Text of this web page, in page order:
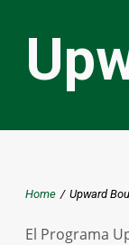
Home / Upward
El Programa